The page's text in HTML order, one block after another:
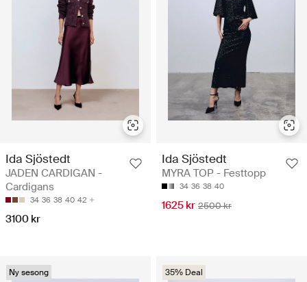
Ida Sjöstedt
JADEN CARDIGAN -
Cardigans
34 36 38 40 42
3100 kr
Ida Sjöstedt
MYRA TOP - Festtopp
34 36 38 40
1625 kr 2500 kr
Ny sesong 35% Deal